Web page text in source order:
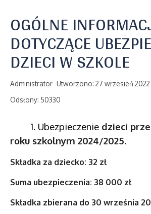
OGÓLNE
DOTYCZĄCE
DZIECI W SZKOLE
Administrator Utworzono: 27 wrzesień 2022
Odsłony: 50330
1. Ubezpieczenie dzieci
roku szkolnym 2024/2025.
Składka za dziecko: 32 zł
Suma ubezpieczenia: 38 000 zł
Składka zbierana do 30 września